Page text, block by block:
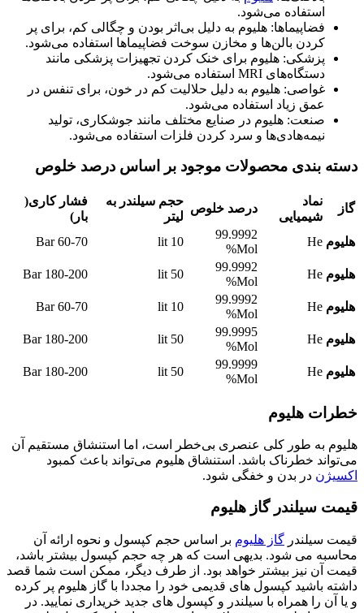
استفاده می‌شود.
فضاپیماها: هلیوم به دلیل بی‌اثر بودن و چگالی کم، برای پر
کردن بالن‌ها و مخازن سوخت فضاپیماها استفاده می‌شود.
پزشکی: هلیوم برای خنک کردن تجهیزات پزشکی مانند
دستگاه‌های MRI استفاده می‌شود.
غواصی: هلیوم به دلیل حلالیت کم در خون، برای تنفس در
عمق زیاد استفاده می‌شود.
صنعت: هلیوم در صنایع مختلف مانند جوشکاری، تولید
نیمه‌هادی‌ها و سرد کردن فلزات استفاده می‌شود.
دسته بندی محصولات موجود بر اساس درصد خلوص
گاز
نماد
شیمیایی
درصد خلوص
حجم سیلندر به
لیتر
فشار کاری(
بار)
هلیوم He
99.9992
Mol%
10 lit
60-70 Bar
هلیوم He
99.9992
Mol%
50 lit
180-200 Bar
هلیوم He
99.9992
Mol%
10 lit
60-70 Bar
هلیوم He
99.9995
Mol%
50 lit
180-200 Bar
هلیوم He
99.9999
Mol%
50 lit
180-200 Bar
خطرات هلیوم
هلیوم به طور کلی عنصری بی‌خطر است، اما استنشاق مستقیم آن
می‌تواند خطرناک باشد. استنشاق هلیوم می‌تواند باعث کمبود
اکسیژن در بدن و خفگی شود.
قیمت سیلندر گاز هلیوم
قیمت سیلندر گاز هلیوم بر اساس حجم کپسول و نحوه ارائه آن
محاسبه می شود. بدیهی است که هر چه حجم کپسول بیشتر باشد،
قیمت آن نیز بیشتر خواهد بود. از طرف دیگر، ممکن است شما قصد
داشته باشید کپسول های قدیمی خود را مجددا با گاز هلیوم پر کرده
و یا آن را همراه با سیلندر و کپسول های جدید خریداری نمایید. در